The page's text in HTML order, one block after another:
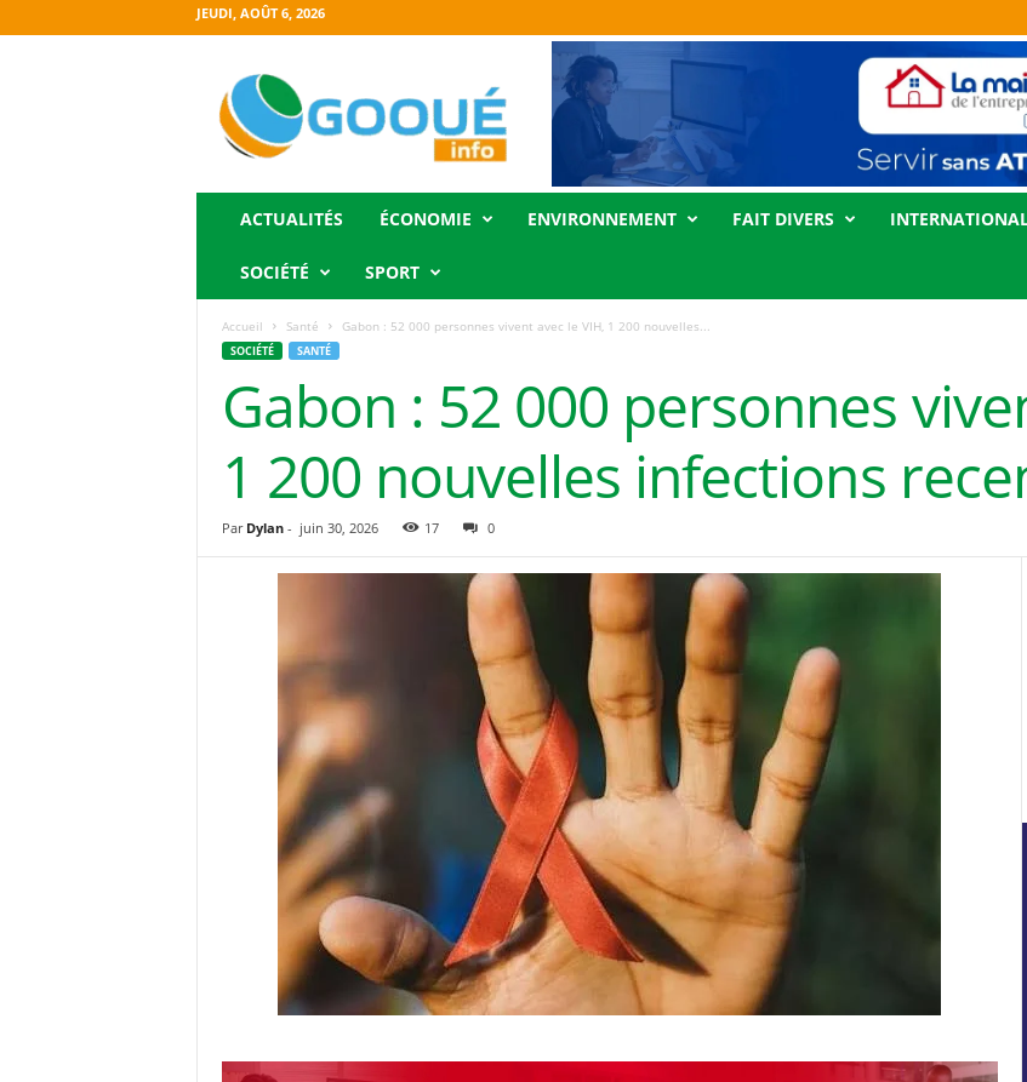
JEUDI, AOÛT 6, 2026
ACTUALITÉS ÉCONOMIE ENVIRONNEMENT FAIT DIVERS
SOCIÉTÉ SPORT
Accueil Santé Gabon : 52 000 personnes vivent avec le VIH, 1 200 nouvelles...
SOCIÉTÉ SANTÉ
Gabon : 52 000 personnes
1 200 nouvelles infections
Par Dylan- juin 30, 2026 17 0